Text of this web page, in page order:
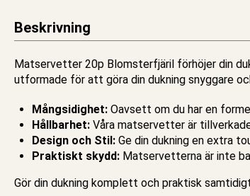
Beskrivning
Matservetter 20p Blomsterfjäril förhöjer din
utformade för att göra din dukning snyggare
Mångsidighet: Oavsett om du har en
Hållbarhet: Våra matservetter är
Design och Stil: Ge din dukning en extra
Praktiskt skydd: Matservetterna är inte
Gör din dukning komplett och praktisk